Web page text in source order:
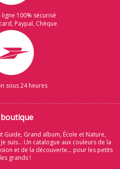
ligne 100% sécurisé
Paypal, Chèque
sous 24 heures
Guide, Grand album, École et Nature,
suis... Un catalogue aux couleurs de la
et de la découverte... pour les petits
grands !